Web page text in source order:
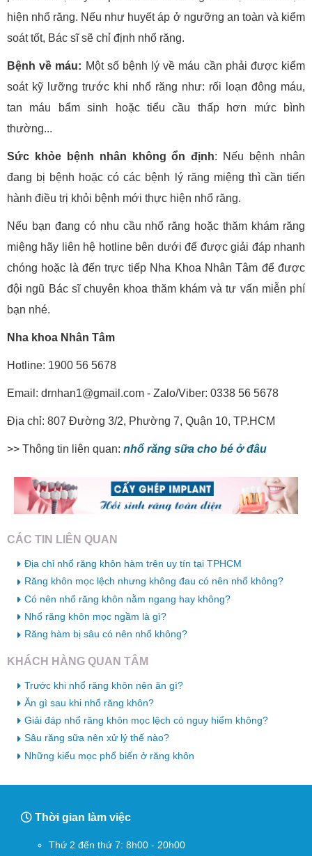
hiện nhổ răng. Nếu như huyết áp ở ngưỡng an toàn và kiểm
soát tốt, Bác sĩ sẽ chỉ định nhổ răng.
Bệnh về máu: Một số bệnh lý về máu cần phải được kiểm
soát kỹ lưỡng trước khi nhổ răng như: rối loạn đông máu,
tan máu bẩm sinh hoặc tiểu cầu thấp hơn mức bình
thường...
Sức khỏe bệnh nhân không ổn định: Nếu bệnh nhân
đang bị bệnh hoặc có các bệnh lý răng miệng thì cần tiến
hành điều trị khỏi bệnh mới thực hiện nhổ răng.
Nếu bạn đang có nhu cầu nhổ răng hoặc thăm khám răng
miệng hãy liên hệ hotline bên dưới để được giải đáp nhanh
chóng hoặc là đến trực tiếp Nha Khoa Nhân Tâm để được
đội ngũ Bác sĩ chuyên khoa thăm khám và tư vấn miễn phí
bạn nhé.
Nha khoa Nhân Tâm
Hotline: 1900 56 5678
Email: drnhan1@gmail.com - Zalo/Viber: 0338 56 5678
Địa chỉ: 807 Đường 3/2, Phường 7, Quận 10, TP.HCM
>> Thông tin liên quan: nhổ răng sữa cho bé ở đâu
CÁC TIN LIÊN QUAN
Địa chỉ nhổ răng khôn hàm trên uy tín tại TPHCM
Răng khôn mọc lệch nhưng không đau có nên nhổ không?
Có nên nhổ răng khôn nằm ngang hay không?
Nhổ răng khôn mọc ngầm là gì?
Răng hàm bị sâu có nên nhổ không?
KHÁCH HÀNG QUAN TÂM
Trước khi nhổ răng khôn nên ăn gì?
Ăn gì sau khi nhổ răng khôn?
Giải đáp nhổ răng khôn mọc lệch có nguy hiểm không?
Sâu răng sữa nên xử lý thế nào?
Những kiểu mọc phổ biến ở răng khôn
Thời gian làm việc
Thứ 2 đến thứ 7: 8h00 - 20h00